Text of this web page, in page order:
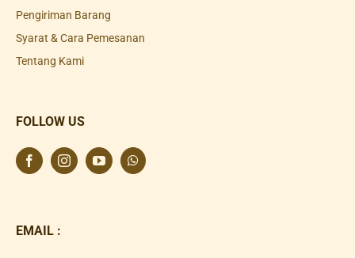
Pengiriman Barang
Syarat & Cara Pemesanan
Tentang Kami
FOLLOW US
EMAIL :